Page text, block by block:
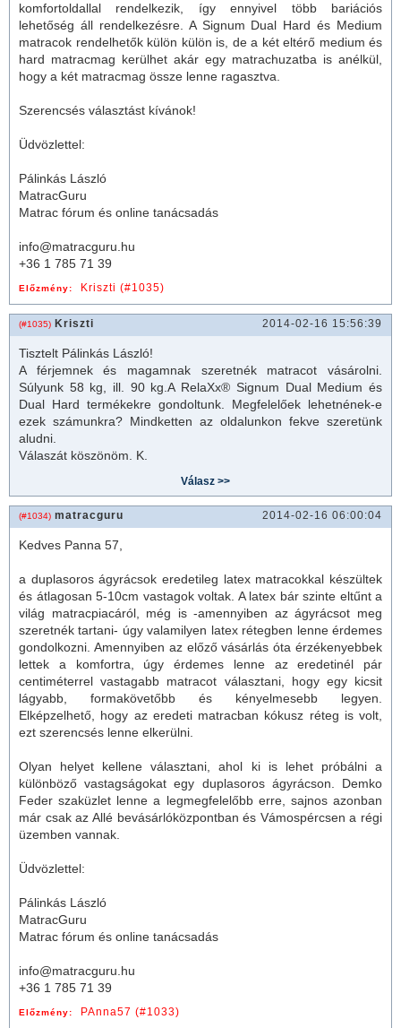
komfortoldallal rendelkezik, így ennyivel több bariációs
lehetőség áll rendelkezésre. A Signum Dual Hard és Medium
matracok rendelhetők külön külön is, de a két eltérő medium és
hard matracmag kerülhet akár egy matrachuzatba is anélkül,
hogy a két matracmag össze lenne ragasztva.
Szerencsés választást kívánok!
Üdvözlettel:
Pálinkás László
MatracGuru
Matrac fórum és online tanácsadás
info@matracguru.hu
+36 1 785 71 39
Előzmény: Kriszti (#1035)
(#1035) Kriszti 2014-02-16 15:56:39
Tisztelt Pálinkás László!
A férjemnek és magamnak szeretnék matracot vásárolni.
Súlyunk 58 kg, ill. 90 kg.A RelaXx® Signum Dual Medium és
Dual Hard termékekre gondoltunk. Megfelelőek lehetnének-e
ezek számunkra? Mindketten az oldalunkon fekve szeretünk
aludni.
Válaszát köszönöm. K.
(#1034) matracguru 2014-02-16 06:00:04
Kedves Panna 57,
a duplasoros ágyrácsok eredetileg latex matracokkal készültek
és átlagosan 5-10cm vastagok voltak. A latex bár szinte eltűnt a
világ matracpiacáról, még is -amennyiben az ágyrácsot meg
szeretnék tartani- úgy valamilyen latex rétegben lenne érdemes
gondolkozni. Amennyiben az előző vásárlás óta érzékenyebbek
lettek a komfortra, úgy érdemes lenne az eredetinél pár
centiméterrel vastagabb matracot választani, hogy egy kicsit
lágyabb, formakövetőbb és kényelmesebb legyen.
Elképzelhető, hogy az eredeti matracban kókusz réteg is volt,
ezt szerencsés lenne elkerülni.
Olyan helyet kellene választani, ahol ki is lehet próbálni a
különböző vastagságokat egy duplasoros ágyrácson. Demko
Feder szaküzlet lenne a legmegfelelőbb erre, sajnos azonban
már csak az Allé bevásárlóközpontban és Vámospércsen a régi
üzemben vannak.
Üdvözlettel:
Pálinkás László
MatracGuru
Matrac fórum és online tanácsadás
info@matracguru.hu
+36 1 785 71 39
Előzmény: PAnna57 (#1033)